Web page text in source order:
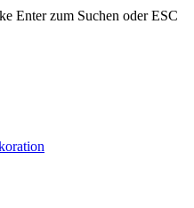
Enter zum Suchen oder ESC